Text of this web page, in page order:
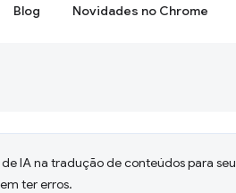
Blog Novidades no Chrome
IA na tradução de conteúdos para seu
ter erros.